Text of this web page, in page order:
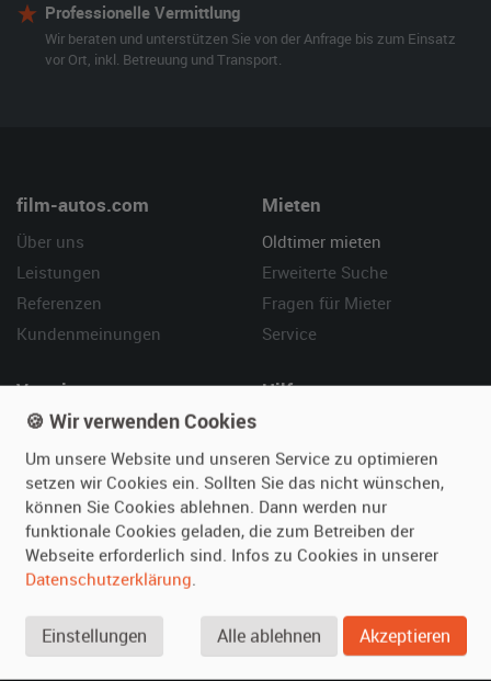
Professionelle Vermittlung
Wir beraten und unterstützen Sie von der Anfrage bis zum Einsatz
vor Ort, inkl. Betreuung und Transport.
film-autos.com
Über uns
Leistungen
Referenzen
Kundenmeinungen
Mieten
Oldtimer mieten
Erweiterte Suche
Fragen für Mieter
Service
Vermieten
Oldtimer anmelden
Fotos senden
Fragen für Vermieter
Inserat verwalten
Hilfe
So funktioniert's
Kontakt
SPECIAL
unsere Top 10 ...
🍪 Wir verwenden Cookies
Um unsere Website und unseren Service zu optimieren
setzen wir Cookies ein. Sollten Sie das nicht wünschen,
können Sie Cookies ablehnen. Dann werden nur
funktionale Cookies geladen, die zum Betreiben der
Webseite erforderlich sind. Infos zu Cookies in unserer
Datenschutzerklärung.
Einstellungen Alle ablehnen Akzeptieren